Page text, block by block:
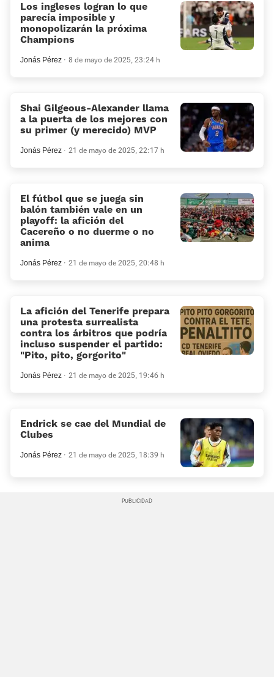
Los ingleses logran lo que
parecía imposible y
monopolizarán la próxima
Champions
Jonás Pérez 8 de mayo de 2025, 23:24 h
Shai Gilgeous-Alexander llama
a la puerta de los mejores con
su primer (y merecido) MVP
Jonás Pérez 21 de mayo de 2025, 22:17 h
El fútbol que se juega sin
balón también vale en un
playoff: la afición del
Cacereño o no duerme o no
anima
Jonás Pérez 21 de mayo de 2025, 20:48 h
La afición del Tenerife prepara
una protesta surrealista
contra los árbitros que podría
incluso suspender el partido:
“Pito, pito, gorgorito”
Jonás Pérez 21 de mayo de 2025, 19:46 h
Endrick se cae del Mundial de
Clubes
Jonás Pérez 21 de mayo de 2025, 18:39 h